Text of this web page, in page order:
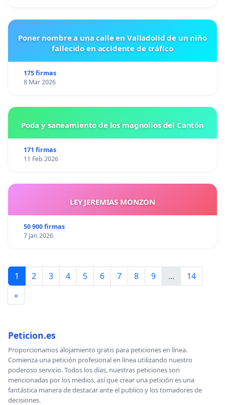
Poner nombre a una calle en Valladolid de un niño
fallecido en accidente de tráfico
175 firmas
8 Mar 2026
Poda y saneamiento de los magnolios del Cantón
171 firmas
11 Feb 2026
LEY JEREMIAS MONZON
50 900 firmas
7 Jan 2026
1 2 3 4 5 6 7 8 9 ...
14
»
Peticion.es
Proporcionamos alojamiento gratis para peticiones en línea.
Comienza una petición profesional en línea utilizando nuestro
poderoso servicio. Todos los días, nuestras peticiones son
mencionadas por los medios, así que crear una petición es una
fantástica manera de destacar ante el publico y los tomadores de
decisiones.